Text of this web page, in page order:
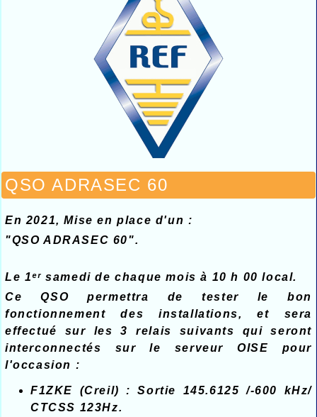
QSO ADRASEC 60
En 2021, Mise en place d'un :
"QSO ADRASEC 60".
Le 1ᵉʳ samedi de chaque mois à 10 h 00 local.
Ce QSO permettra de tester le bon
fonctionnement des installations, et sera
effectué sur les 3 relais suivants qui seront
interconnectés sur le serveur OISE pour
l'occasion :
F1ZKE (Creil) : Sortie 145.6125 /-600 kHz/
CTCSS 123Hz.